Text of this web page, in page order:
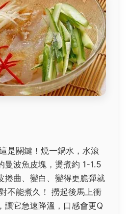
是關鍵！燒一鍋水，水滾
曼波魚皮塊，燙煮約 1-1.5
捲曲、變白、變得更脆彈就
不能煮久！ 撈起後馬上衝
讓它急速降溫，口感會更Q